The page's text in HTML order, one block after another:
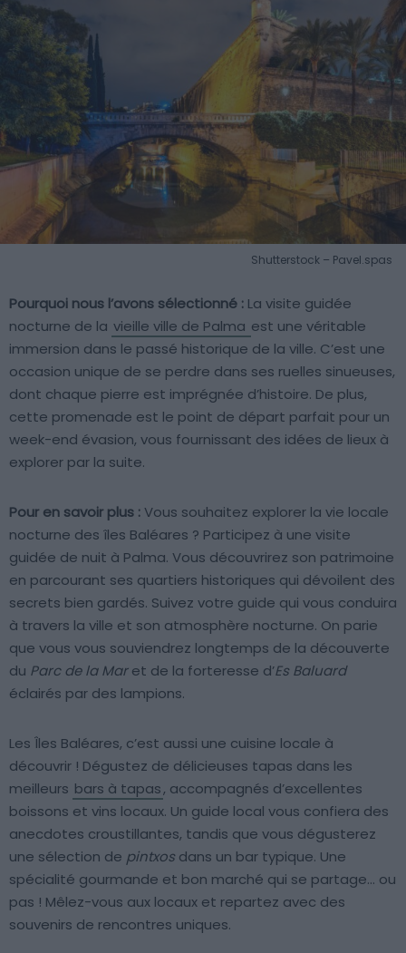
Shutterstock – Pavel.spas
Pourquoi nous l’avons sélectionné : La visite guidée
nocturne de la vieille ville de Palma est une véritable
immersion dans le passé historique de la ville. C’est une
occasion unique de se perdre dans ses ruelles sinueuses,
dont chaque pierre est imprégnée d’histoire. De plus,
cette promenade est le point de départ parfait pour un
week-end évasion, vous fournissant des idées de lieux à
explorer par la suite.
Pour en savoir plus :Vous souhaitez explorer la vie locale
nocturne des îles Baléares ? Participez à une visite
guidée de nuit à Palma. Vous découvrirez son patrimoine
en parcourant ses quartiers historiques qui dévoilent des
secrets bien gardés. Suivez votre guide qui vous conduira
à travers la ville et son atmosphère nocturne. On parie
que vous vous souviendrez longtemps de la découverte
du Parc de la Maret de la forteresse d’Es Baluard
éclairés par des lampions.
Les Îles Baléares, c’est aussi une cuisine locale à
découvrir ! Dégustez de délicieuses tapas dans les
meilleurs bars à tapas, accompagnés d’excellentes
boissons et vins locaux. Un guide local vous confiera des
anecdotes croustillantes, tandis que vous dégusterez
une sélection de pintxos dans un bar typique. Une
spécialité gourmande et bon marché qui se partage… ou
pas ! Mêlez-vous aux locaux et repartez avec des
souvenirs de rencontres uniques.